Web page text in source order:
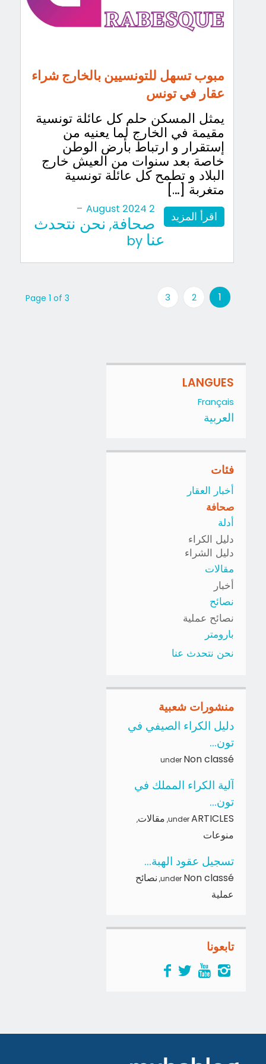
مبوب تسهل للتونسيين بالخارج شراء
عقار في تونس
يمثل المسكن حلم كل عائلة تونسية
مقيمة في الخارج لما يعنيه من
إستقرار و ارتباط بأرض الوطن
خاصة بعد سنوات من العيش خارج
البلاد و تطمح كل عائلة تونسية
متغربة […]
اقرأ المزيد
2 August 2024
-
صحافة, نحن نتحدث
عنا by
Page 1 of 3 1
2
3
LANGUES
Français
العربية
فئات
أخبار العقار
صحافة
أدلة
دليل الكراء
دليل الشراء
مقالات
أخبار
نصائح
نصائح عملية
بارومتر
نحن نتحدث عنا
منشورات شعبية
دليل الكراء الصيفي في
تون...
under Non classé
آلية الكراء المملك في
تون...
underARTICLES
, مقالات,
منوعات
تسجيل عقود الهبة...
under Non classé
, نصائح
عملية
تابعونا